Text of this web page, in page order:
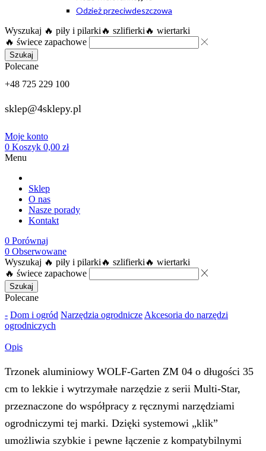
Odzież przeciwdeszczowa
Wyszukaj 🔥 piły i pilarki 🔥 szlifierki 🔥 wiertarki
🔥 świece zapachowe
Szukaj
Polecane
+48 725 229 100
sklep@4sklepy.pl
Moje konto
0 Koszyk 0,00 zł
Menu
Sklep
O nas
Nasze porady
Kontakt
0 Porównaj
0 Obserwowane
Wyszukaj 🔥 piły i pilarki 🔥 szlifierki 🔥 wiertarki
🔥 świece zapachowe
Szukaj
Polecane
- Dom i ogród Narzędzia ogrodnicze Akcesoria do narzędzi
ogrodniczych
Opis
Trzonek aluminiowy WOLF-Garten ZM 04 o długości 35
cm to lekkie i wytrzymałe narzędzie z serii Multi-Star,
przeznaczone do współpracy z ręcznymi narzędziami
ogrodniczymi tej marki. Dzięki systemowi „klik”
umożliwia szybkie i pewne łączenie z kompatybilnymi